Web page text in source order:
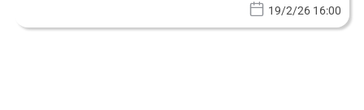
19/2/26 16:00